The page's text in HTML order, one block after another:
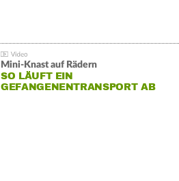
Mini-Knast auf Rädern
SO LÄUFT EIN
GEFANGENENTRANSPORT AB